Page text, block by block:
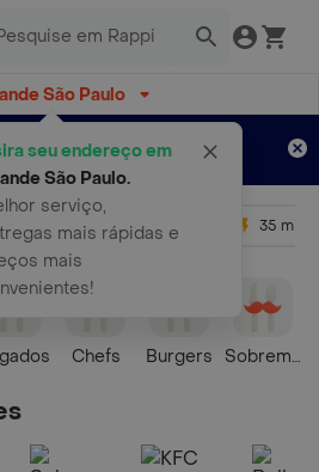
São Paulo
seu endereço em
São Paulo.
serviço,
mais rápidas e
mais
por 15 dias! Aplicam T&C
Promos + 4.5 35 mins
Chefs Burgers